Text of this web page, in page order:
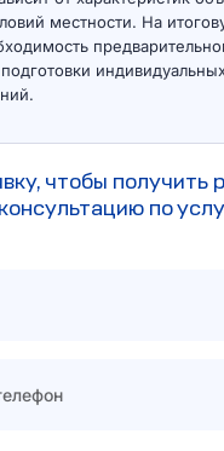
местности. На
чтобы получить
по